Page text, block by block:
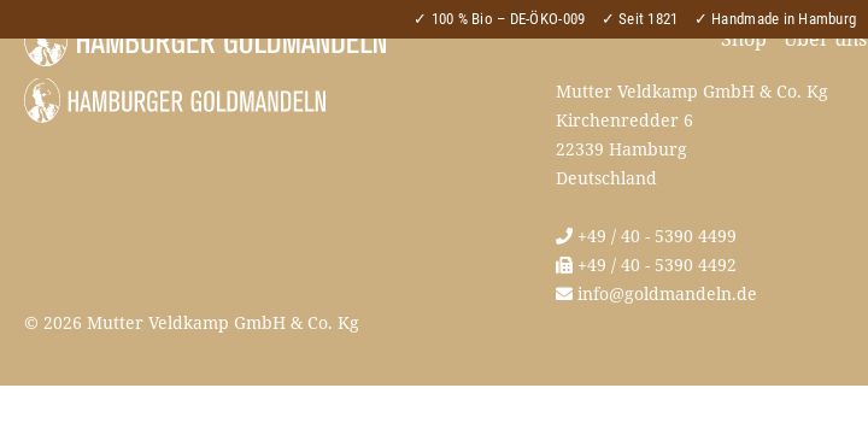
✓ 100 % Bio – DE-ÖKO-009 ✓ Seit 1821 ✓ Handmade in Hamburg
Shop Über uns
Mutter Veldkamp GmbH & Co. Kg
Kirchenredder 6
22339 Hamburg
Deutschland
+49 / 40 - 5390 4499
+49 / 40 - 5390 4492
info@goldmandeln.de
© 2026 Mutter Veldkamp GmbH & Co. Kg